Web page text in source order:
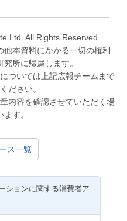
Ltd. All Rights Reserved.
本資料にかかる一切の権利
所に帰属します。
いては上記広報チームまで
ださい。
容を確認させていただく場
す。
ス一覧
ションに関する消費者ア